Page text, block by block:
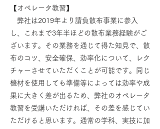
【オペレータ教習】
弊社は2019年より請負散布事業に参入
し、これまで3年半ほどの散布業務経験がご
ざいます。その業務を通じて得た知見で、散
布のコツ、安全確保、効率化について、レク
チャーさせていただくことが可能です。同じ
機材を使用しても準備等によっては効率や成
果に大きく差が出るため、弊社のオペレータ
教習を受講いただければ、その差を感じてい
ただけると思います。通常の学科、実技に加